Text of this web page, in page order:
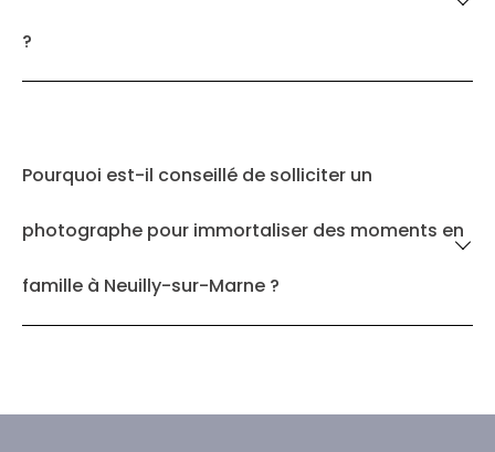
?
Pourquoi est-il conseillé de solliciter un
photographe pour immortaliser des moments en
famille à Neuilly-sur-Marne ?